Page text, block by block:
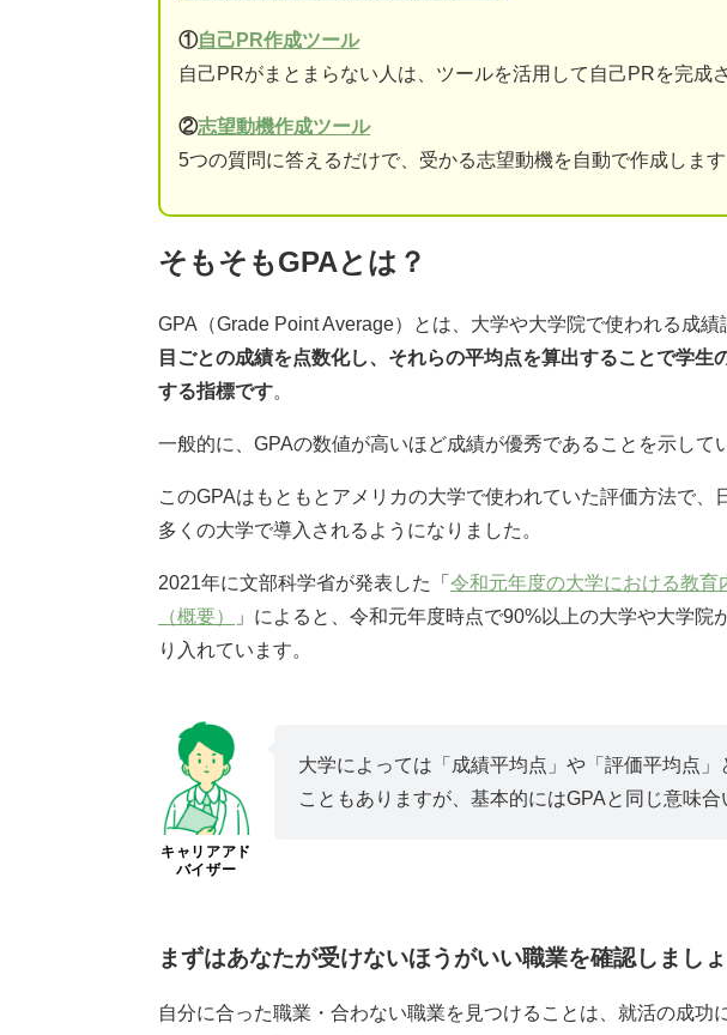
①自己PR作成ツール
自己PRがまとまらない人は、ツールを活用して自己PRを完成
②志望動機作成ツール
5つの質問に答えるだけで、受かる志望動機を自動で作成します
そもそもGPAとは？
GPA（Grade Point Average）とは、大学や大学院で使われる成績
目ごとの成績を点数化し、それらの平均点を算出することで学生
する指標です。
一般的に、GPAの数値が高いほど成績が優秀であることを示して
このGPAはもともとアメリカの大学で使われていた評価方法で、
多くの大学で導入されるようになりました。
2021年に文部科学省が発表した「 令和元年度の大学における教育
（概要）
」によると、令和元年度時点で90%以上の大学や大学院
り入れています。
キャリアアド
バイザー
大学によっては「成績平均点」や「評価平均点」
こともありますが、基本的にはGPAと同じ意味合
まずはあなたが受けないほうがいい職業を確認しましょ
自分に合った職業・合わない職業を見つけることは、就活の成功